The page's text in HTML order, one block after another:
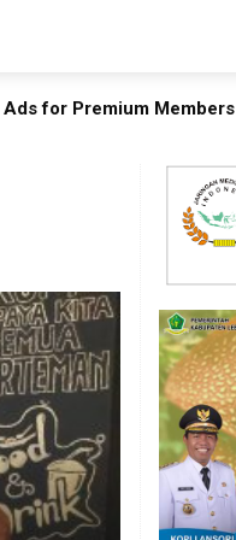
Ads for Premium Members
SEARCH